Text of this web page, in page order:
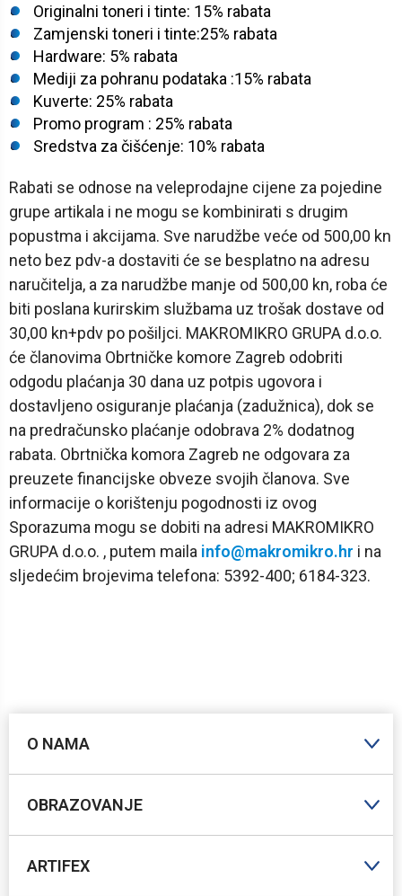
Originalni toneri i tinte: 15% rabata
Zamjenski toneri i tinte:25% rabata
Hardware: 5% rabata
Mediji za pohranu podataka :15% rabata
Kuverte: 25% rabata
Promo program : 25% rabata
Sredstva za čišćenje: 10% rabata
Rabati se odnose na veleprodajne cijene za pojedine
grupe artikala i ne mogu se kombinirati s drugim
popustma i akcijama. Sve narudžbe veće od 500,00 kn
neto bez pdv-a dostaviti će se besplatno na adresu
naručitelja, a za narudžbe manje od 500,00 kn, roba će
biti poslana kurirskim službama uz trošak dostave od
30,00 kn+pdv po pošiljci. MAKROMIKRO GRUPA d.o.o.
će članovima Obrtničke komore Zagreb odobriti
odgodu plaćanja 30 dana uz potpis ugovora i
dostavljeno osiguranje plaćanja (zadužnica), dok se
na predračunsko plaćanje odobrava 2% dodatnog
rabata. Obrtnička komora Zagreb ne odgovara za
preuzete financijske obveze svojih članova. Sve
informacije o korištenju pogodnosti iz ovog
Sporazuma mogu se dobiti na adresi MAKROMIKRO
GRUPA d.o.o. , putem maila info@makromikro.hr i na
sljedećim brojevima telefona: 5392-400; 6184-323.
O NAMA
OBRAZOVANJE
ARTIFEX